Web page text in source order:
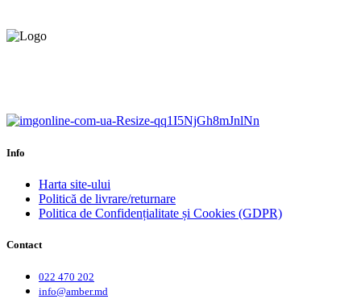
Info
Harta site-ului
Politică de livrare/returnare
Politica de Confidențialitate și Cookies (GDPR)
Contact
022 470 202
info@amber.md